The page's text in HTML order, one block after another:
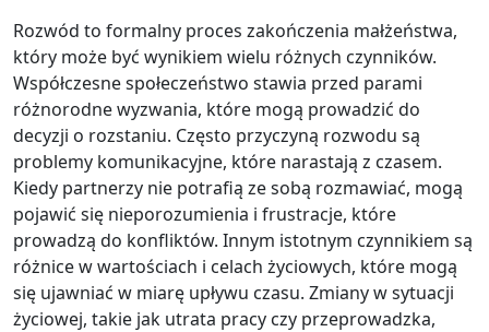
Rozwód to formalny proces zakończenia małżeństwa,
który może być wynikiem wielu różnych czynników.
Współczesne społeczeństwo stawia przed parami
różnorodne wyzwania, które mogą prowadzić do
decyzji o rozstaniu. Często przyczyną rozwodu są
problemy komunikacyjne, które narastają z czasem.
Kiedy partnerzy nie potrafią ze sobą rozmawiać, mogą
pojawić się nieporozumienia i frustracje, które
prowadzą do konfliktów. Innym istotnym czynnikiem są
różnice w wartościach i celach życiowych, które mogą
się ujawniać w miarę upływu czasu. Zmiany w sytuacji
życiowej, takie jak utrata pracy czy przeprowadzka,